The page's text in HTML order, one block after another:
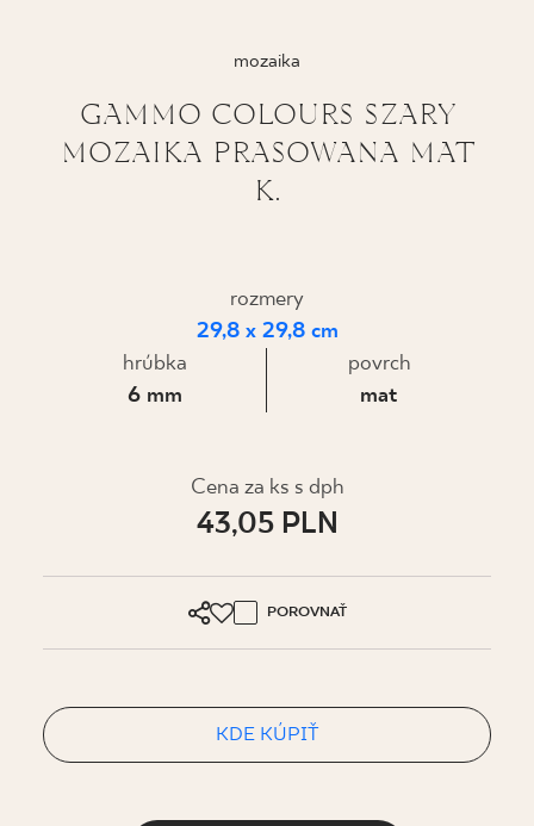
O NÁS
MÔJ PROFIL
PL EN UK RU
mozaika
GAMMO COLOURS SZARY
MOZAIKA PRASOWANA MAT
K.
rozmery
29,8 x 29,8 cm
hrúbka
6 mm
povrch
mat
Cena za ks s dph
43,05 PLN
POROVNAŤ
KDE KÚPIŤ